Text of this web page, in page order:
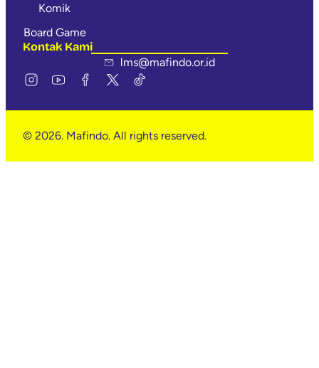
Komik
Board Game
Kontak Kami
lms@mafindo.or.id
© 2026. Mafindo. All rights reserved.